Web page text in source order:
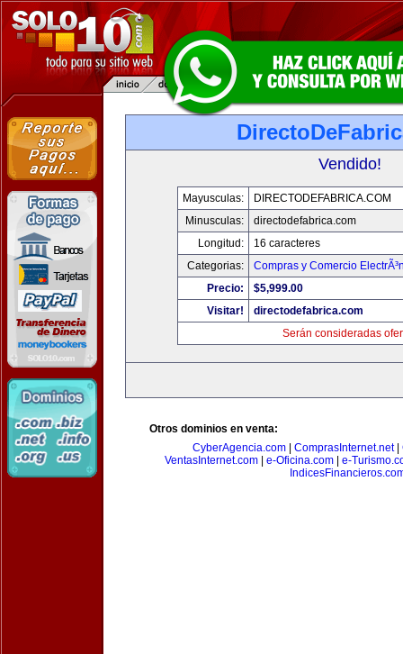
Vendido!
Mayusculas:
DIRECTODEFABRICA.COM
Minusculas:
directodefabrica.com
Longitud:
16 caracteres
Categorias:
Compras y Comercio
Precio:
$5,999.00
Visitar!
directodefabrica.com
Serán consideradas
Otros dominios en venta:
CyberAgencia.com| ComprasInternet.net|
VentasInternet.com
e-Oficina.com
e-